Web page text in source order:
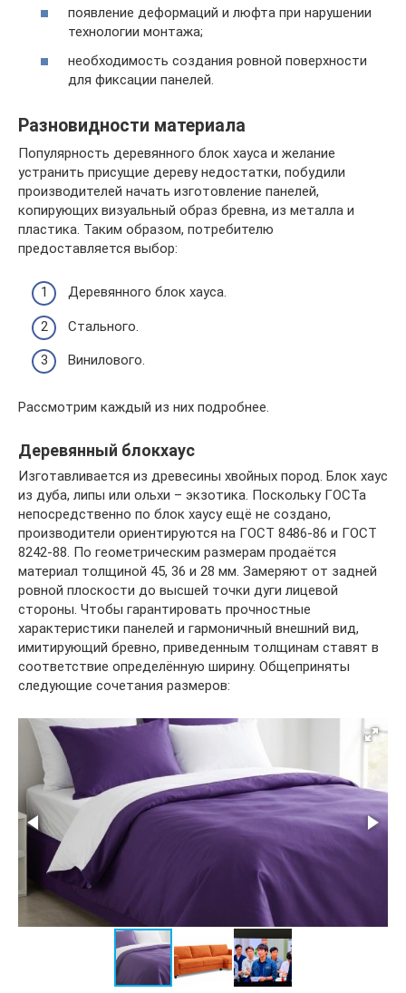
появление деформаций и люфта при нарушении
технологии монтажа;
необходимость создания ровной поверхности
для фиксации панелей.
Разновидности материала
Популярность деревянного блок хауса и желание
устранить присущие дереву недостатки, побудили
производителей начать изготовление панелей,
копирующих визуальный образ бревна, из металла и
пластика. Таким образом, потребителю
предоставляется выбор:
Деревянного блок хауса.
Стального.
Винилового.
Рассмотрим каждый из них подробнее.
Деревянный блокхаус
Изготавливается из древесины хвойных пород. Блок хаус
из дуба, липы или ольхи – экзотика. Поскольку ГОСТа
непосредственно по блок хаусу ещё не создано,
производители ориентируются на ГОСТ 8486-86 и ГОСТ
8242-88. По геометрическим размерам продаётся
материал толщиной 45, 36 и 28 мм. Замеряют от задней
ровной плоскости до высшей точки дуги лицевой
стороны. Чтобы гарантировать прочностные
характеристики панелей и гармоничный внешний вид,
имитирующий бревно, приведенным толщинам ставят в
соответствие определённую ширину. Общеприняты
следующие сочетания размеров: